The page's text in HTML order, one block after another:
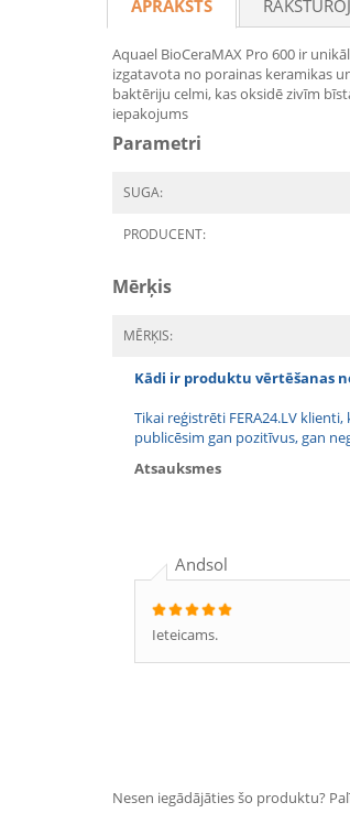
APRAKSTS
Aquael BioCeraMAX Pro 600 ir
izgatavota no porainas keramikas
baktēriju celmi, kas oksidē zivīm
iepakojums
Parametri
SUGA:
PRODUCENT:
Mērķis
MĒRĶIS:
Kādi ir produktu vērtēšanas
Tikai reģistrēti FERA24.LV
publicēsim gan pozitīvus, gan
Atsauksmes
Andsol
Ieteicams.
Nesen iegādājāties šo produktu?